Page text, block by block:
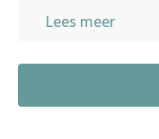
Lees meer